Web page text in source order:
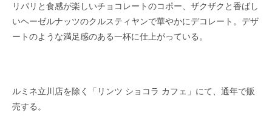
リパリと食感が楽しいチョコレートのコポー、ザクザクと香ばし
いヘーゼルナッツのクルスティヤンで華やかにデコレート。デザ
ートのような満足感のある一杯に仕上がっている。
ルミネ立川店を除く「リンツ ショコラ カフェ」にて、通年で販
売する。